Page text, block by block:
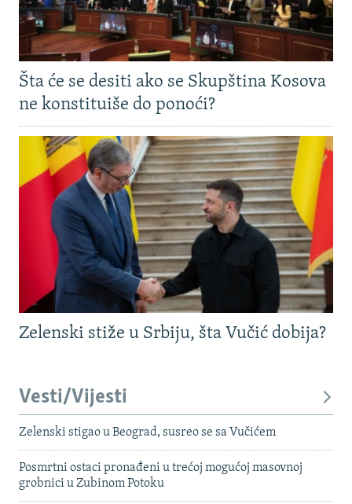
Šta će se desiti ako se Skupština Kosova
ne konstituiše do ponoći?
Zelenski stiže u Srbiju, šta Vučić dobija?
Vesti/Vijesti
Zelenski stigao u Beograd, susreo se sa Vučićem
Posmrtni ostaci pronađeni u trećoj mogućoj masovnoj
grobnici u Zubinom Potoku